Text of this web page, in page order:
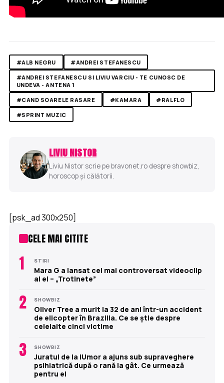
#ALB NEGRU
#ANDREI STEFANESCU
#ANDREI STEFANESCU SI LIVIU VARCIU - TE CUNOSC DE
UNDEVA - ANTENA 1
#CAND SOARELE RASARE
#KAMARA
#RALFLO
#SPRINT MUZIC
LIVIU NISTOR
Liviu Nistor scrie pe bravonet.ro despre showbiz,
horoscop și călătorii.
[psk_ad 300x250]
CELE MAI CITITE
1 STIRI
Mara G a lansat cel mai controversat videoclip
al ei – „Trotinete”
2 SHOWBIZ
Oliver Tree a murit la 32 de ani într-un accident
de elicopter în Brazilia. Ce se știe despre
celelalte cinci victime
3 SHOWBIZ
Juratul de la iUmor a ajuns sub supraveghere
psihiatrică după o rană la gât. Ce urmează
pentru el